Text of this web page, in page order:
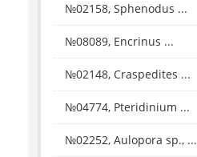
№02158, Sphenodus ...
№08089, Encrinus ...
№02148, Craspedites ...
№04774, Pteridinium ...
№02252, Aulopora sp., ...